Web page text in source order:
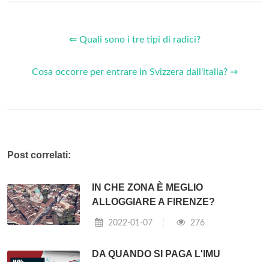
⇐ Quali sono i tre tipi di radici?
Cosa occorre per entrare in Svizzera dall'italia? ⇒
Post correlati:
IN CHE ZONA È MEGLIO
ALLOGGIARE A FIRENZE?
2022-01-07 276
DA QUANDO SI PAGA L'IMU